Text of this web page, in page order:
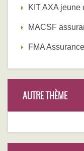
KIT AXA jeune
MACSF
FMA
AUTRE THÈME